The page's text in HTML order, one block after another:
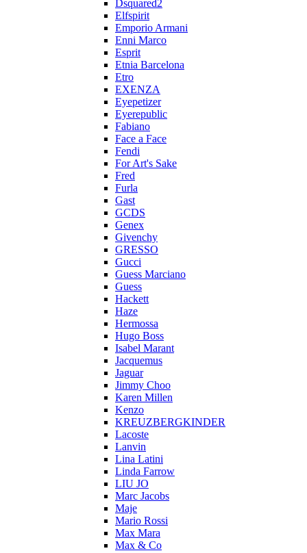
Dsquared2
Elfspirit
Emporio Armani
Enni Marco
Esprit
Etnia Barcelona
Etro
EXENZA
Eyepetizer
Eyerepublic
Fabiano
Face a Face
Fendi
For Art's Sake
Fred
Furla
Gast
GCDS
Genex
Givenchy
GRESSO
Gucci
Guess Marciano
Guess
Hackett
Haze
Hermossa
Hugo Boss
Isabel Marant
Jacquemus
Jaguar
Jimmy Choo
Karen Millen
Kenzo
KREUZBERGKINDER
Lacoste
Lanvin
Lina Latini
Linda Farrow
LIU JO
Marc Jacobs
Maje
Mario Rossi
Max Mara
Max & Co